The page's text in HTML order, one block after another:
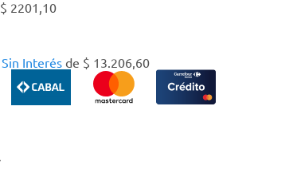
Sin Interésde $ 13.206,60
$ 2201 ,10